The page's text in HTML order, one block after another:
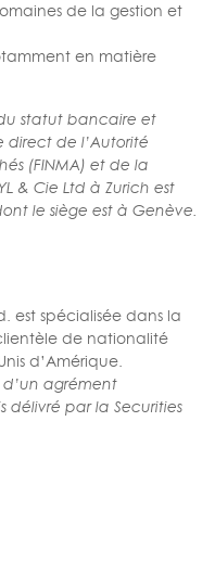
de la gestion et
en matière
du statut bancaire et
direct de l’Autorité
(FINMA) et de la
& Cie Ltd à Zurich est
le siège est à Genève.
est spécialisée dans la
de nationalité
d’Amérique.
d’un agrément
délivré par la Securities